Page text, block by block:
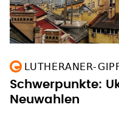
LUTHERANER-
Schwerpunkte:
Neuwahlen